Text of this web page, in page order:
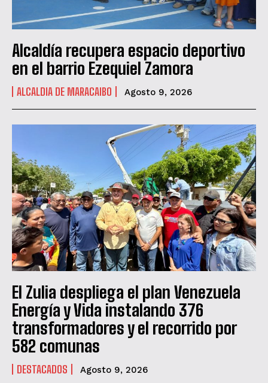
Alcaldía recupera espacio deportivo
en el barrio Ezequiel Zamora
ALCALDIA DE MARACAIBO Agosto 9, 2026
El Zulia despliega el plan Venezuela
Energía y Vida instalando 376
transformadores y el recorrido por
582 comunas
DESTACADOS Agosto 9, 2026